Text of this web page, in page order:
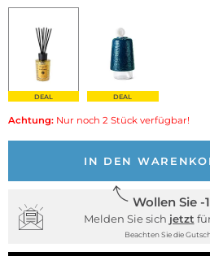
DEAL DEAL
Achtung: Nur noch 2 Stück verfügbar!
IN DEN
Wollen Sie -
Melden Sie sich jetzt
Beachten Sie die